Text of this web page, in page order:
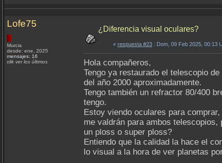
Lofe75
Murcia
desde: ene, 2025
mensajes: 16
clik ver los últimos
¿Diferencia visual oculares?
« respuesta #23 : Dom, 09 Feb 2025, 00:13
Hola compañeros,
Tengo ya restaurado el telescopio
del año 2000 aproximadamente.
Tengo también un refractor 80/400
tengo.
Estoy viendo oculares para
me valdrán para ambos
un ploss o super ploss?
Entiendo que la calidad la hace el
lo visual a la hora de ver planetas